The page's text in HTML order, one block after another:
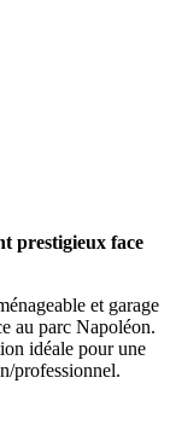
prestigieux face
et garage
au parc Napoléon.
idéale pour une
professionnel.